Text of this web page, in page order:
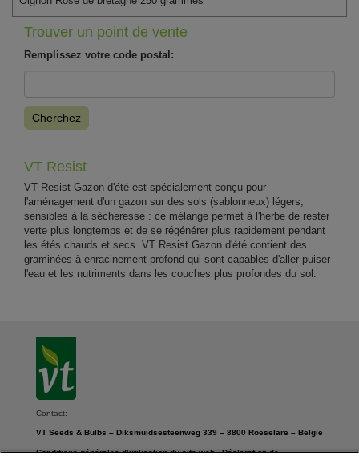
Trouver un point de vente
Remplissez votre code postal:
Cherchez
VT Resist
VT Resist Gazon d'été est spécialement conçu pour
l'aménagement d'un gazon sur des sols (sablonneux) légers,
sensibles à la sècheresse : ce mélange permet à l'herbe de rester
verte plus longtemps et de se régénérer plus rapidement pendant
les étés chauds et secs. VT Resist Gazon d'été contient des
graminées à enracinement profond qui sont capables d'aller puiser
l'eau et les nutriments dans les couches plus profondes du sol.
Contact:
VT Seeds & Bulbs – Diksmuidsesteenweg 339 – 8800 Roeselare – België
Conditions générales d’utilisation du site web-Déclaration de